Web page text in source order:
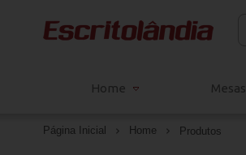
Home Mesas
Página Inicial Home Produtos